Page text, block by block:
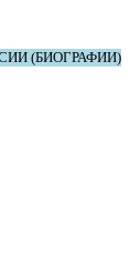
(БИОГРАФИИ)